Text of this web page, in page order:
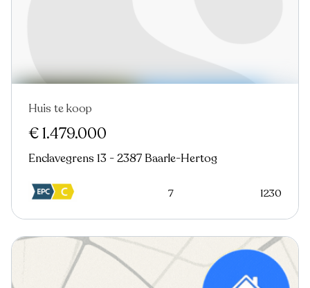
Huis te koop
€ 1.479.000
Enclavegrens 13 - 2387 Baarle-Hertog
7 1230